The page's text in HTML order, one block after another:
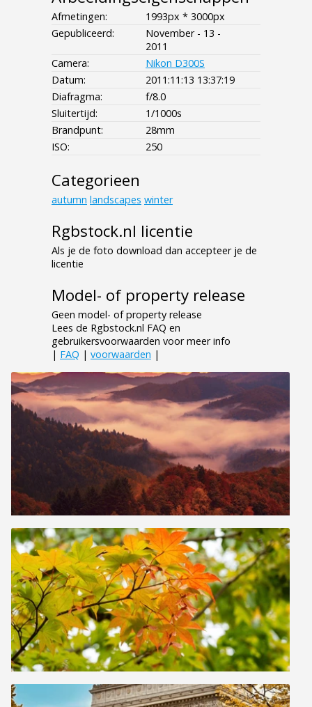
Afmetingen:
1993px * 3000px
Gepubliceerd:
November - 13 -
2011
Camera:
Nikon D300S
Datum:
2011:11:13 13:37:19
Diafragma:
f/8.0
Sluitertijd:
1/1000s
Brandpunt:
28mm
ISO:
250
Categorieen
autumn landscapes winter
Rgbstock.nl licentie
Als je de foto download dan accepteer je de
licentie
Model- of property release
Geen model- of property release
Lees de Rgbstock.nl FAQ en
gebruikersvoorwaarden voor meer info
| FAQ | voorwaarden |